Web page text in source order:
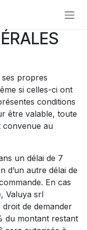
propres
si celles-ci ont
conditions
être valable, toute
convenue au
un délai de 7
d’un autre délai de
En cas
Valuya srl
droit de demander
du montant restant